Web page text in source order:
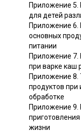
Приложение
для детей
Приложение 6.
основных
питании
Приложение 7.
при варке каш
Приложение
продуктов при
обработке
Приложение 9.
жизни